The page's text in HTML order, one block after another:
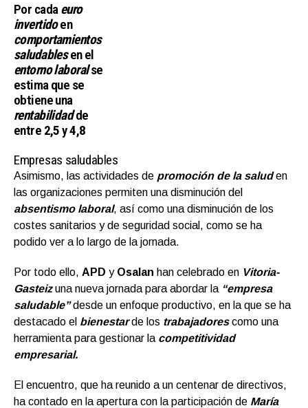
Por cadaeuro
invertidoen
comportamientos
saludablesen el
entorno laboralse
estima que se
obtiene una
rentabilidadde
entre 2,5y4,8
Empresas saludables
Asimismo, las actividades de promoción de la saluden
las organizaciones permiten una disminución del
absentismo laboral, así como una disminución de los
costes sanitarios y de seguridad social, como se ha
podido ver a lo largo de la jornada.
Por todo ello, APD y Osalan han celebrado en Vitoria-
Gasteizuna nueva jornada para abordar la “empresa
saludable”desde un enfoque productivo, en la que se ha
destacado el bienestarde los trabajadorescomo una
herramienta para gestionar la competitividad
empresarial.
El encuentro, que ha reunido a un centenar de directivos,
ha contado en la apertura con la participación de María